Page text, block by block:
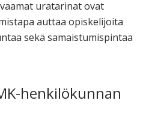
uratarinat ovat
auttaa opiskelijoita
sekä samaistumispintaa
henkilökunnan